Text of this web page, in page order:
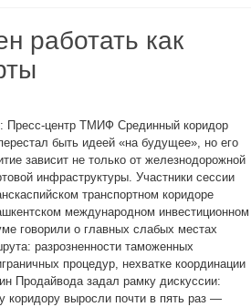
работать как
Пресс-центр ТМИФ Срединный коридор
быть идеей «на будущее», но его
зависит не только от железнодорожной
инфраструктуры. Участники сессии
транспортном коридоре
международном инвестиционном
говорили о главных слабых местах
разрозненности таможенных
процедур, нехватке координации
Продайвода задал рамку дискуссии:
коридору выросли почти в пять раз —